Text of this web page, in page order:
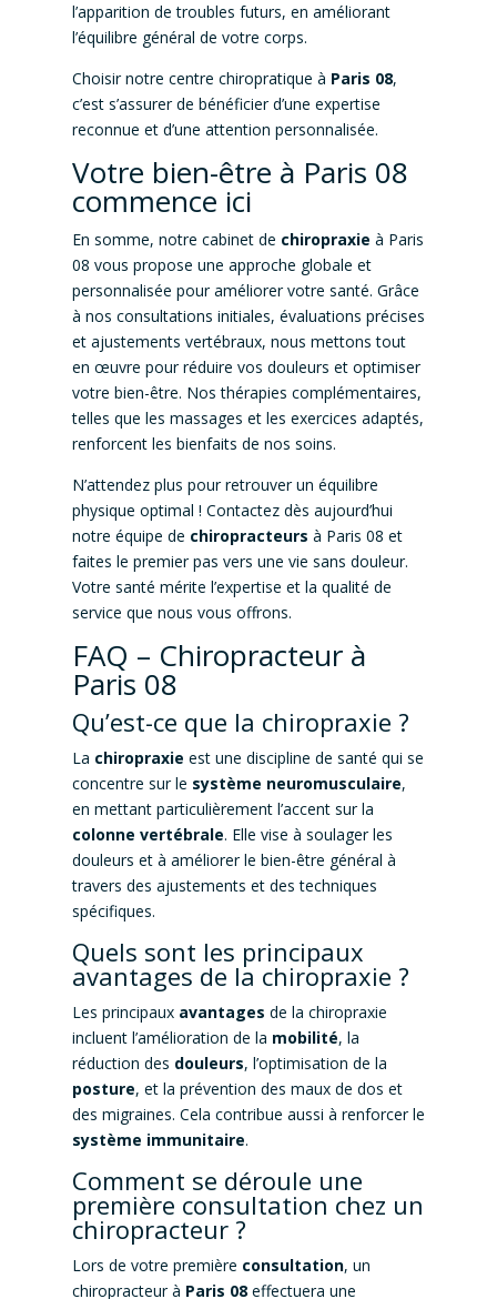
l’apparition de troubles futurs, en améliorant
l’équilibre général de votre corps.
Choisir notre centre chiropratique à Paris 08,
c’est s’assurer de bénéficier d’une expertise
reconnue et d’une attention personnalisée.
Votre bien-être à Paris 08
commence ici
En somme, notre cabinet de chiropraxie à Paris
08 vous propose une approche globale et
personnalisée pour améliorer votre santé. Grâce
à nos consultations initiales, évaluations précises
et ajustements vertébraux, nous mettons tout
en œuvre pour réduire vos douleurs et optimiser
votre bien-être. Nos thérapies complémentaires,
telles que les massages et les exercices adaptés,
renforcent les bienfaits de nos soins.
N’attendez plus pour retrouver un équilibre
physique optimal ! Contactez dès aujourd’hui
notre équipe de chiropracteurs à Paris 08 et
faites le premier pas vers une vie sans douleur.
Votre santé mérite l’expertise et la qualité de
service que nous vous offrons.
FAQ – Chiropracteur à
Paris 08
Qu’est-ce que la chiropraxie ?
La chiropraxie est une discipline de santé qui se
concentre sur le système neuromusculaire,
en mettant particulièrement l’accent sur la
colonne vertébrale. Elle vise à soulager les
douleurs et à améliorer le bien-être général à
travers des ajustements et des techniques
spécifiques.
Quels sont les principaux
avantages de la chiropraxie ?
Les principaux avantages de la chiropraxie
incluent l’amélioration de la mobilité, la
réduction des douleurs, l’optimisation de la
posture, et la prévention des maux de dos et
des migraines. Cela contribue aussi à renforcer le
système immunitaire.
Comment se déroule une
première consultation chez un
chiropracteur ?
Lors de votre première consultation, un
chiropracteur à Paris 08effectuera une